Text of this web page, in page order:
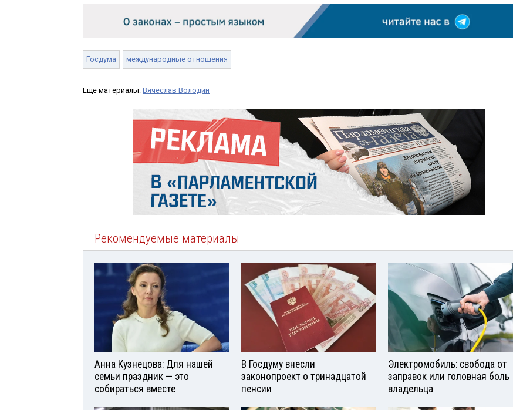
Госдума международные отношения
Ещё материалы: Вячеслав Володин
Рекомендуемые материалы
Анна Кузнецова: Для нашей
семьи праздник — это
собираться вместе
В Госдуму внесли
законопроект о тринадцатой
пенсии
Электромобиль: свобода от
заправок или головная боль
владельца